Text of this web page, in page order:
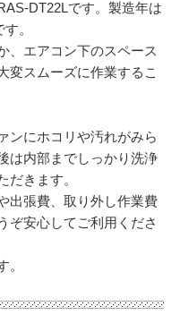
DT22Lです。製造年は
。
、エアコン下のスペース
変スムーズに作業するこ
ンにホコリや汚れがみら
は内部までしっかり洗浄
だきます。
出張費、取り外し作業費
ぞ安心してご利用くださ
。